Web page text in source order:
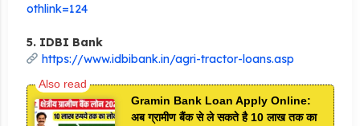
othlink=124
5. IDBI Bank
https://www.idbibank.in/agri-tractor-loans.asp
Gramin Bank Loan Apply Online:
अब ग्रामीण बैंक से ले सकते है 10 लाख तक का